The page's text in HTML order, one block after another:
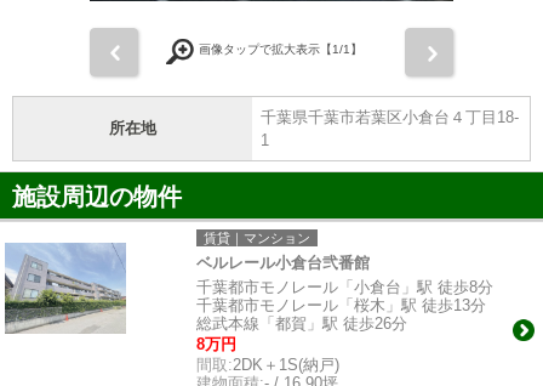
画像タップで拡大表示【1/1】
所在地
千葉県千葉市若葉区小倉台４丁目18-
1
施設周辺の物件
賃貸｜マンション
ベルレール小倉台弐番館
千葉都市モノレール「小倉台」駅 徒歩8分
千葉都市モノレール「桜木」駅 徒歩13分
総武本線「都賀」駅 徒歩26分
8万円
間取:2DK＋1S(納戸)